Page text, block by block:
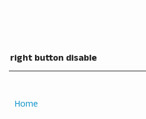
right button disable
Home